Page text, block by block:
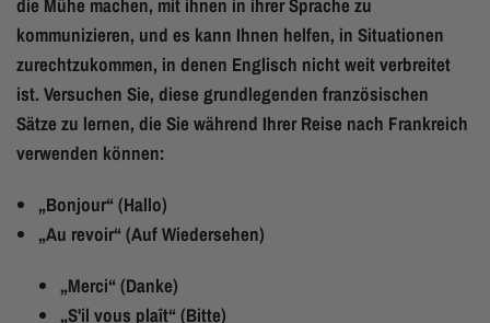
kommunizieren, und es kann Ihnen helfen, in Situationen
zurechtzukommen, in denen Englisch nicht weit verbreitet
ist. Versuchen Sie, diese grundlegenden französischen
Sätze zu lernen, die Sie während Ihrer Reise nach Frankreich
verwenden können:
„Bonjour“ (Hallo)
„Au revoir“ (Auf Wiedersehen)
„Merci“ (Danke)
„S'il vous plaît“ (Bitte)